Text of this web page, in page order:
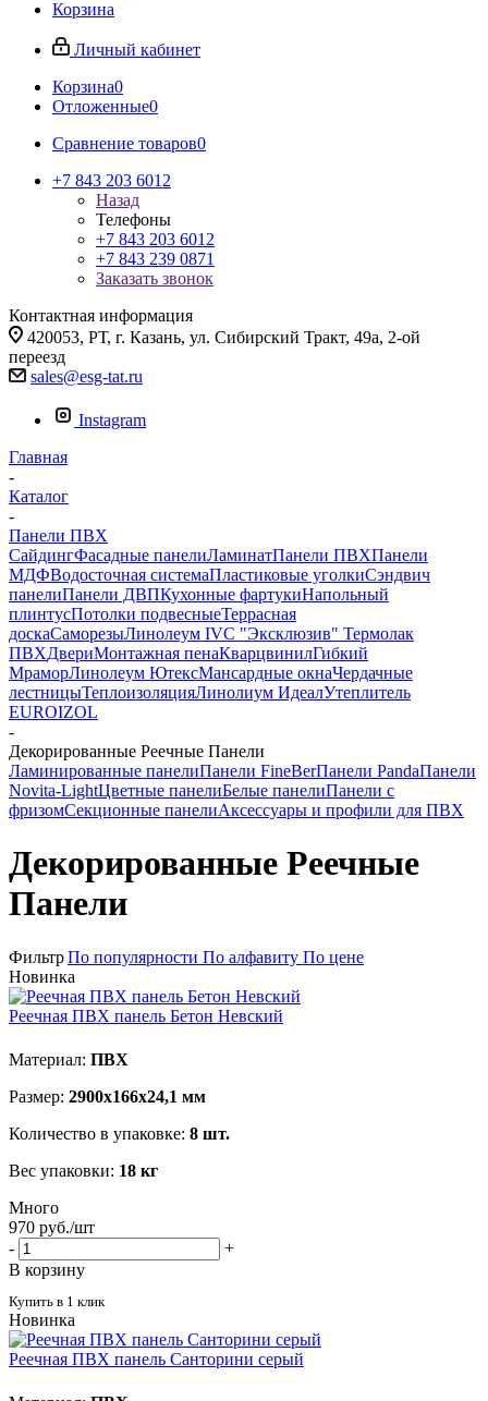
Корзина
Личный кабинет
Корзина0
Отложенные0
Сравнение товаров0
+7 843 203 6012
Назад
Телефоны
+7 843 203 6012
+7 843 239 0871
Заказать звонок
Контактная информация
420053, РТ, г. Казань, ул. Сибирский Тракт, 49а, 2-ой
переезд
sales@esg-tat.ru
Instagram
Главная
-
Каталог
-
Панели ПВХ
СайдингФасадные панелиЛаминатПанели ПВХПанели
МДФВодосточная системаПластиковые уголкиСэндвич
панелиПанели ДВПКухонные фартукиНапольный
плинтусПотолки подвесныеТеррасная
доскаСаморезыЛинолеум IVC "Эксклюзив" Термолак
ПВХДвериМонтажная пенаКварцвинилГибкий
МраморЛинолеум ЮтексМансардные окнаЧердачные
лестницыТеплоизоляцияЛинолиум ИдеалУтеплитель
EUROIZOL
-
Декорированные Реечные Панели
Ламинированные панелиПанели FineBerПанели PandaПанели
Novita-LightЦветные панелиБелые панелиПанели с
фризомСекционные панелиАксессуары и профили для ПВХ
Декорированные Реечные
Панели
ФильтрПо популярности По алфавиту По цене
Новинка
Реечная ПВХ панель Бетон Невский
Материал: ПВХ
Размер: 2900х166х24,1 мм
Количество в упаковке: 8 шт.
Вес упаковки: 18 кг
Много
970 руб./шт
-
+
В корзину
Купить в 1 клик
Новинка
Реечная ПВХ панель Санторини серый